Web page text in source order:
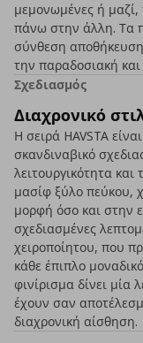
μεμονωμένες ή μαζί,
πάνω στην άλλη. Τα
σύνθεση
την παραδοσιακή και
Σχεδιασμός
Διαχρονικό
Η σειρά HAVSTA
σκανδιναβικό
λειτουργικότητα
μασίφ ξύλο πεύκου,
μορφή όσο και στην
σχεδιασμένες
χειροποίητου, που
κάθε έπιπλο
φινίρισμα δίνει
έχουν σαν
διαχρονική αίσθηση.